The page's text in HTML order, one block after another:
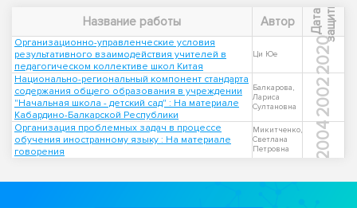
Название работы Автор Д
а
т
а
з
а
щ
и
т ы
Организационно-управленческие условия
результативного взаимодействия учителей в
педагогическом коллективе школ Китая
Ци Юе 2020
Национально-региональный компонент стандарта
содержания общего образования в учреждении
"Начальная школа - детский сад" : На материале
Кабардино-Балкарской Республики
Балкарова,
Лариса
Султановна
2002
Организация проблемных задач в процессе
обучения иностранному языку : На материале
говорения
Микитченко,
Светлана
Петровна
2004